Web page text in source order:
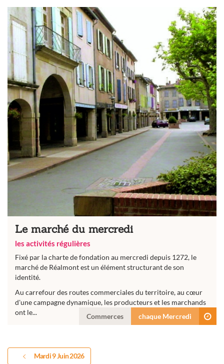
Le marché du mercredi
les activités régulières
Fixé par la charte de fondation au mercredi depuis 1272, le
marché de Réalmont est un élément structurant de son
identité.
Au carrefour des routes commerciales du territoire, au cœur
d'une campagne dynamique, les producteurs et les marchands
ont le...
Commerces chaque Mercredi
Mardi 9 Juin 2026